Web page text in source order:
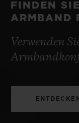
FINDEN
ARMBAND
Verwenden
ENTDECKEN